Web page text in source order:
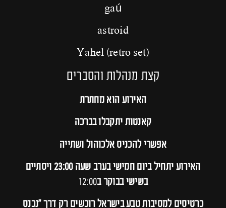
gaú
astroid
(Yahel (retro set
קצת מנהלות והסברים
האירוע הוא מחתרת
קאנטות יתקבלו בברכה
אפשרי להכניס אלכוהול ושתייה
האירוע יתחיל ביום חמישי בערב שעה 23:00 ויסתיים
בשישי בבוקר ב12:00
כרטיסים למסיבות טבע בישראל רוכשים רק דרך ״נכנס